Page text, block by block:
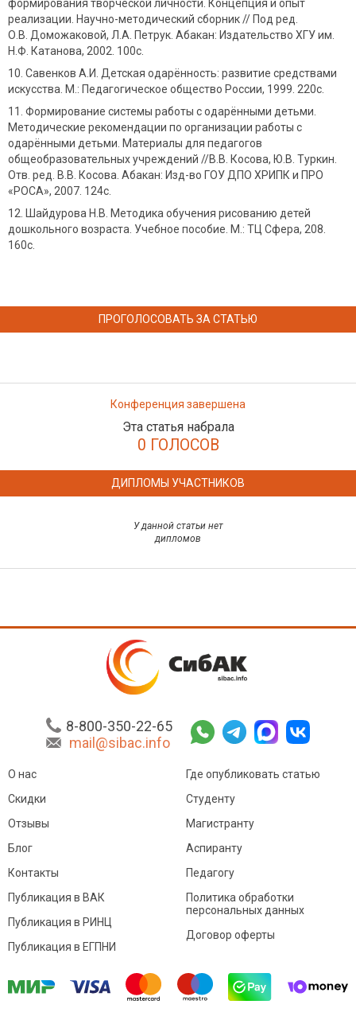
формирования творческой личности. Концепция и опыт
реализации. Научно-методический сборник // Под ред.
О.В. Доможаковой, Л.А. Петрук. Абакан: Издательство ХГУ им.
Н.Ф. Катанова, 2002. 100с.
Савенков А.И. Детская одарённость: развитие средствами
искусства. М.: Педагогическое общество России, 1999. 220с.
Формирование системы работы с одарёнными детьми.
Методические рекомендации по организации работы с
одарёнными детьми. Материалы для педагогов
общеобразовательных учреждений //В.В. Косова, Ю.В. Туркин.
Отв. ред. В.В. Косова. Абакан: Изд-во ГОУ ДПО ХРИПК и ПРО
«РОСА», 2007. 124с.
Шайдурова Н.В. Методика обучения рисованию детей
дошкольного возраста. Учебное пособие. М.: ТЦ Сфера, 208.
160с.
ПРОГОЛОСОВАТЬ ЗА СТАТЬЮ
Конференция завершена
Эта статья набрала
0 ГОЛОСОВ
ДИПЛОМЫ УЧАСТНИКОВ
У данной статьи нет
дипломов
8-800-350-22-65
mail@sibac.info
О нас
Скидки
Отзывы
Блог
Контакты
Где опубликовать статью
Студенту
Магистранту
Аспиранту
Педагогу
Публикация в ВАК
Публикация в РИНЦ
Публикация в ЕГПНИ
Политика обработки
персональных данных
Договор оферты